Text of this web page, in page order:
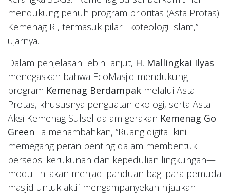
mendukung penuh program prioritas (Asta Protas)
Kemenag RI, termasuk pilar Ekoteologi Islam,”
ujarnya.
Dalam penjelasan lebih lanjut, H. Mallingkai Ilyas
menegaskan bahwa EcoMasjid mendukung
program Kemenag Berdampak melalui Asta
Protas, khususnya penguatan ekologi, serta Asta
Aksi Kemenag Sulsel dalam gerakan Kemenag Go
Green. Ia menambahkan, “Ruang digital kini
memegang peran penting dalam membentuk
persepsi kerukunan dan kepedulian lingkungan—
modul ini akan menjadi panduan bagi para pemuda
masjid untuk aktif mengampanyekan hijaukan